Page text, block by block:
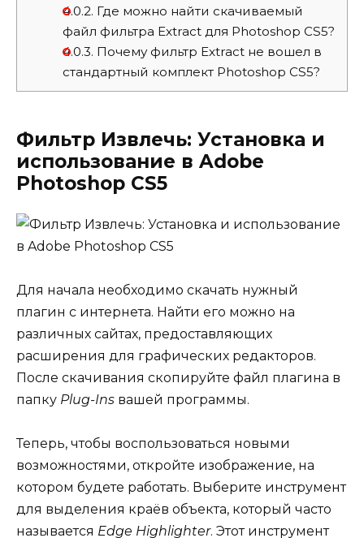
4.0.2. Где можно найти скачиваемый
файл фильтра Extract для Photoshop CS5?
4.0.3. Почему фильтр Extract не вошел в
стандартный комплект Photoshop CS5?
Фильтр Извлечь: Установка и
использование в Adobe
Photoshop CS5
Для начала необходимо скачать нужный
плагин с интернета. Найти его можно на
различных сайтах, предоставляющих
расширения для графических редакторов.
После скачивания скопируйте файл плагина в
папку Plug-Ins вашей программы.
Теперь, чтобы воспользоваться новыми
возможностями, откройте изображение, на
котором будете работать. Выберите инструмент
для выделения краёв объекта, который часто
называется Edge Highlighter. Этот инструмент